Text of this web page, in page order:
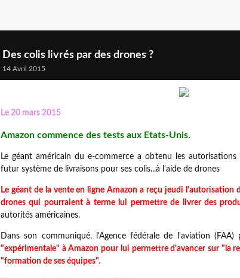
Des colis livrés par des drones ?
14 Avril 2015
Le 20 mars 2015
Amazon commence des tests aux Etats-Unis.
Le géant américain du e-commerce a obtenu les autorisations
futur système de livraisons pour ses colis...à l'aide de drones
Le géant de la vente en ligne Amazon a reçu jeudi l'autorisation
drones qui pourraient à terme lui permettre de livrer des
autorités américaines.
Dans son communiqué, l'Agence fédérale de l'aviation (FAA)
"expérimentale" à Amazon pour lui permettre d'avancer sur "la
"formation de ses équipes".